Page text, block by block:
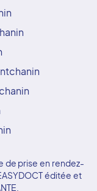
de prise en rendez-
éditée et